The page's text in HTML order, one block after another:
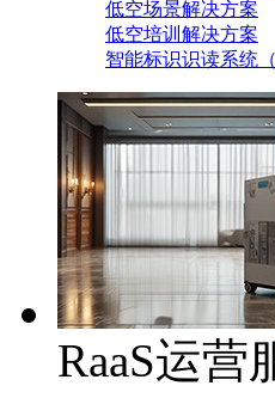
低空场景解决方案
低空培训解决方案
智能标识识读系统
RaaS运营